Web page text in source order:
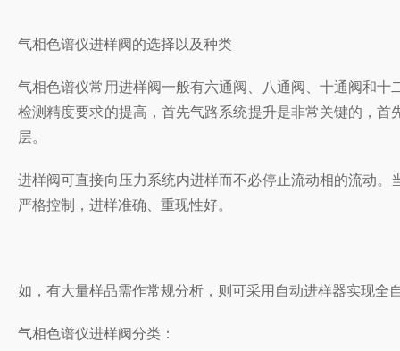
气相色谱仪进样阀的选择以及种类
气相色谱仪常用进样阀一般有六通阀、八通阀、十通阀和十
检测精度要求的提高，首先气路系统提升是非常关键的，首
层。
进样阀可直接向压力系统内进样而不必停止流动相的流动
严格控制，进样准确、重现性好。
如，有大量样品需作常规分析，则可采用自动进样器实现全
气相色谱仪进样阀分类：